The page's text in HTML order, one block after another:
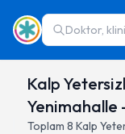
Doktor,
Kalp
Yenimahalle
Toplam 8 Kalp